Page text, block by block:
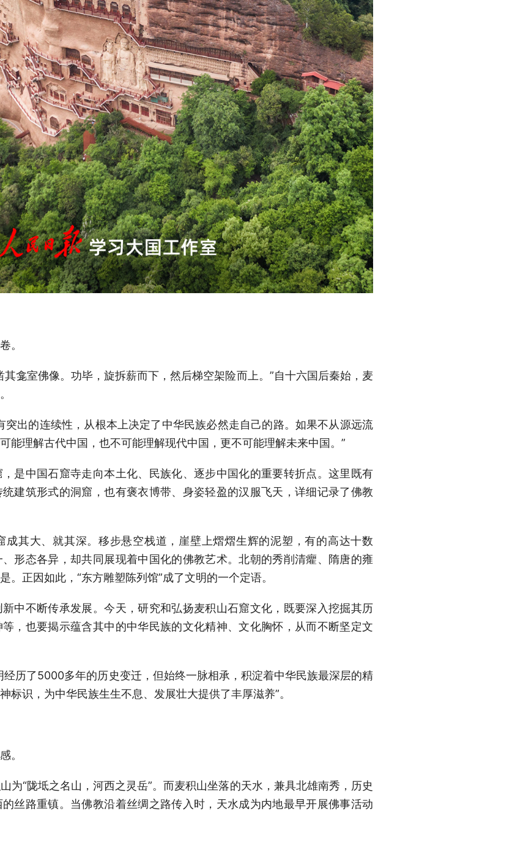
。
龛室佛像。功毕，旋拆薪而下，然后梯空架险而上。”自十六国后秦始，麦
突出的连续性，从根本上决定了中华民族必然走自己的路。如果不从源远流
能理解古代中国，也不可能理解现代中国，更不可能理解未来中国。”
是中国石窟寺走向本土化、民族化、逐步中国化的重要转折点。这里既有
建筑形式的洞窟，也有褒衣博带、身姿轻盈的汉服飞天，详细记录了佛教
成其大、就其深。移步悬空栈道，崖壁上熠熠生辉的泥塑，有的高达十数
形态各异，却共同展现着中国化的佛教艺术。北朝的秀削清癯、隋唐的雍
。正因如此，“东方雕塑陈列馆”成了文明的一个定语。
中不断传承发展。今天，研究和弘扬麦积山石窟文化，既要深入挖掘其历
，也要揭示蕴含其中的中华民族的文化精神、文化胸怀，从而不断坚定文
经历了5000多年的历史变迁，但始终一脉相承，积淀着中华民族最深层的精
标识，为中华民族生生不息、发展壮大提供了丰厚滋养”。
。
为“陇坻之名山，河西之灵岳”。而麦积山坐落的天水，兼具北雄南秀，历史
的丝路重镇。当佛教沿着丝绸之路传入时，天水成为内地最早开展佛事活动